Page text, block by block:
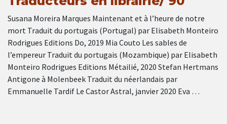
Susana Moreira Marques Maintenant et à l’heure de notre
mort Traduit du portugais (Portugal) par Elisabeth Monteiro
Rodrigues Editions Do, 2019 Mia Couto Les sables de
l’empereur Traduit du portugais (Mozambique) par Elisabeth
Monteiro Rodrigues Editions Métailié, 2020 Stefan Hertmans
Antigone à Molenbeek Traduit du néerlandais par
Emmanuelle Tardif Le Castor Astral, janvier 2020 Eva …